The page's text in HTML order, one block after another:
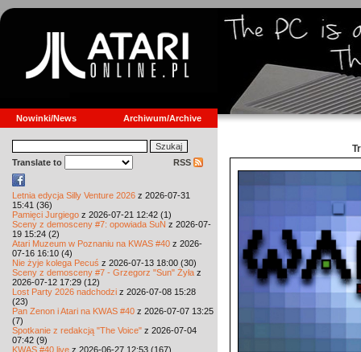
Nowinki/News Archiwum/Archive
Translate to RSS
Letnia edycja Silly Venture 2026 z 2026-07-31
15:41 (36)
Pamięci Jurgiego z 2026-07-21 12:42 (1)
Sceny z demosceny #7: opowiada SuN z 2026-07-
19 15:24 (2)
Atari Muzeum w Poznaniu na KWAS #40 z 2026-
07-16 16:10 (4)
Nie żyje kolega Pecuś z 2026-07-13 18:00 (30)
Sceny z demosceny #7 - Grzegorz "Sun" Żyła z
2026-07-12 17:29 (12)
Lost Party 2026 nadchodzi z 2026-07-08 15:28
(23)
Pan Zenon i Atari na KWAS #40 z 2026-07-07 13:25
(7)
Spotkanie z redakcją "The Voice" z 2026-07-04
07:42 (9)
KWAS #40 live z 2026-06-27 12:53 (167)